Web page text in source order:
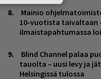
Mainio
10-vuotista taivaltaan
ilmaistapahtumassa
Blind Channel palaa
tauolta – uusi levy ja
Helsingissä tulossa